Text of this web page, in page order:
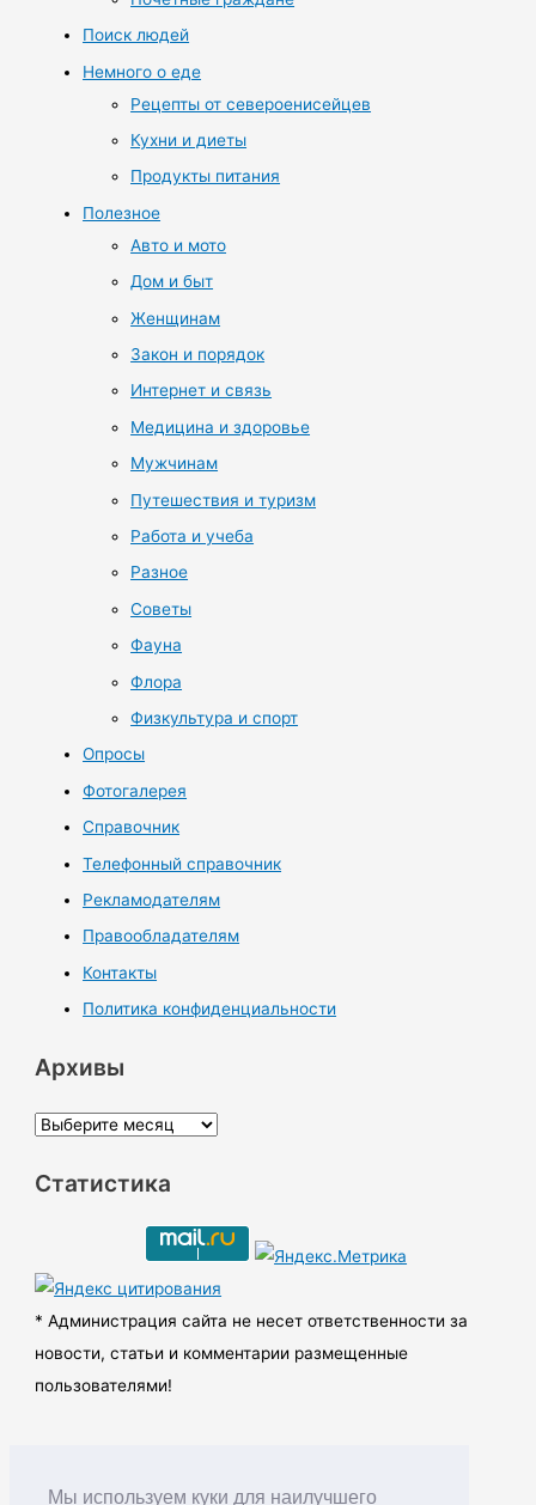
Мы используем куки для наилучшего
Поиск людей
Немного о еде
Рецепты от североенисейцев
Кухни и диеты
Продукты питания
Полезное
Авто и мото
Дом и быт
Женщинам
Закон и порядок
Интернет и связь
Медицина и здоровье
Мужчинам
Путешествия и туризм
Работа и учеба
Разное
Советы
Фауна
Флора
Физкультура и спорт
Опросы
Фотогалерея
Справочник
Телефонный справочник
Рекламодателям
Правообладателям
Контакты
Политика конфиденциальности
Архивы
А
х
ы
Статистика
* Администрация сайта не несет ответственности за
новости, статьи и комментарии размещенные
пользователями!